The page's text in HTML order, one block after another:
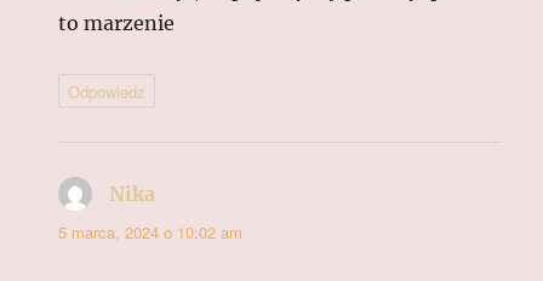
to marzenie
Odpowiedz
Nika
5 marca, 2024 o 10:02 am